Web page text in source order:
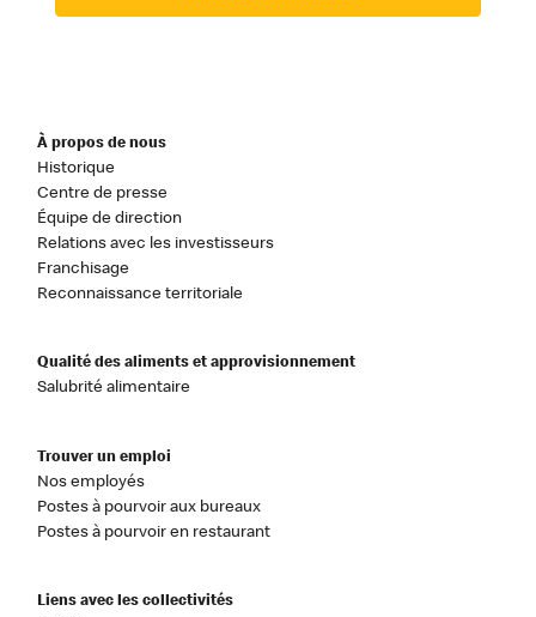
À propos de nous
Historique
Centre de presse
Équipe de direction
Relations avec les investisseurs
Franchisage
Reconnaissance territoriale
Qualité des aliments et approvisionnement
Salubrité alimentaire
Trouver un emploi
Nos employés
Postes à pourvoir aux bureaux
Postes à pourvoir en restaurant
Liens avec les collectivités